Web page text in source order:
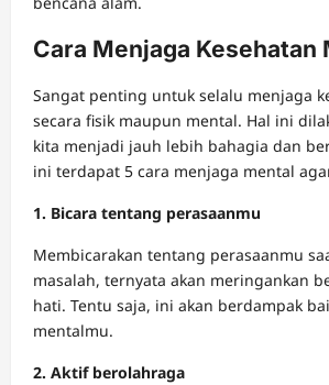
Cara Menjaga Kesehatan
Sangat penting untuk selalu menjaga
secara fisik maupun mental. Hal ini
kita menjadi jauh lebih bahagia dan
ini terdapat 5 cara menjaga mental
1. Bicara tentang perasaanmu
Membicarakan tentang perasaanmu
masalah, ternyata akan meringankan
hati. Tentu saja, ini akan berdampak
mentalmu.
2. Aktif berolahraga